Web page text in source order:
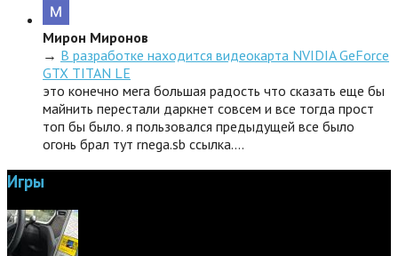
Мирон Миронов
→ В разработке находится видеокарта NVIDIA GeForce
GTX TITAN LE
это конечно мега большая радость что сказать еще бы
майнить перестали даркнет совсем и все тогда прост
топ бы было. я пользовался предыдущей все было
огонь брал тут rnega.sb ссылка.…
Игры